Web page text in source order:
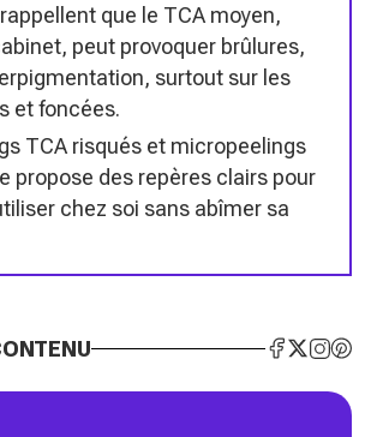
que le TCA moyen,
peut provoquer brûlures,
surtout sur les
et foncées.
TCA risqués et micropeelings
propose des repères clairs pour
chez soi sans abîmer sa